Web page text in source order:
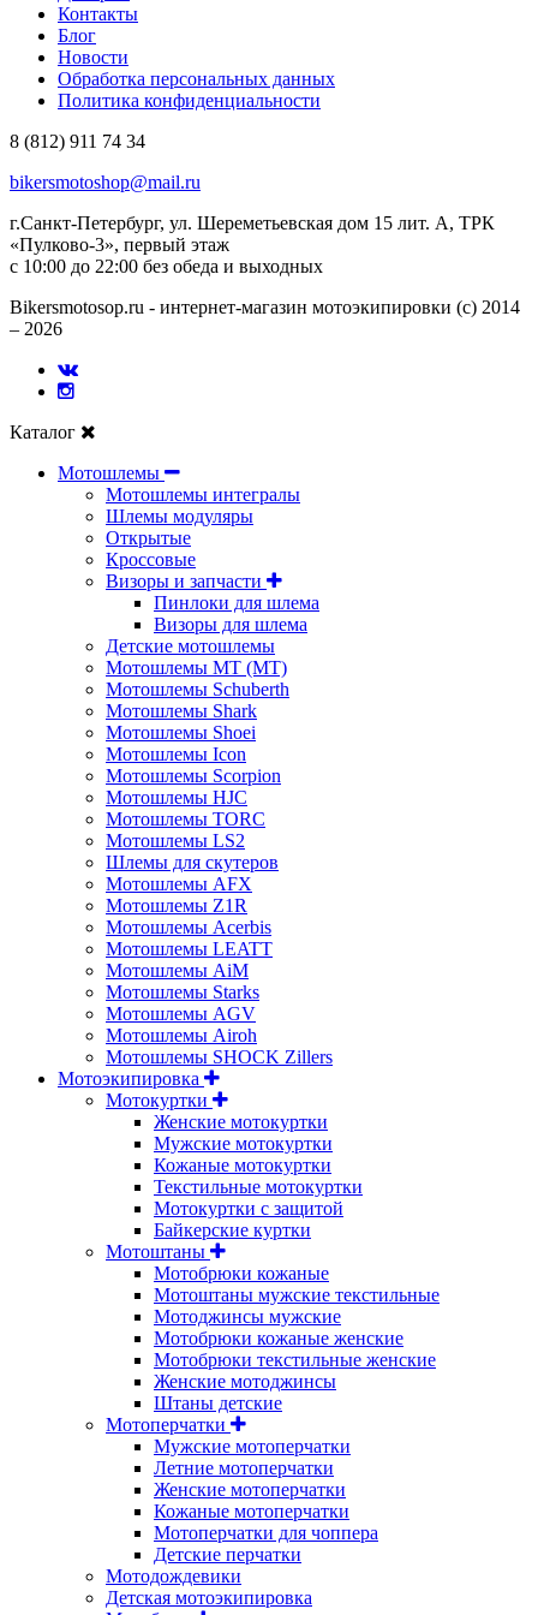
Контакты
Блог
Новости
Обработка персональных данных
Политика конфиденциальности
8 (812) 911 74 34
bikersmotoshop@mail.ru
г.Санкт-Петербург, ул. Шереметьевская дом 15 лит. А, ТРК
«Пулково-3», первый этаж
с 10:00 до 22:00 без обеда и выходных
Bikersmotosop.ru - интернет-магазин мотоэкипировки (c) 2014
– 2026
Каталог
Мотошлемы
Мотошлемы интегралы
Шлемы модуляры
Открытые
Кросcовые
Визоры и запчасти
Пинлоки для шлема
Визоры для шлема
Детские мотошлемы
Мотошлемы MT (МТ)
Мотошлемы Schuberth
Мотошлемы Shark
Мотошлемы Shoei
Мотошлемы Icon
Мотошлемы Scorpion
Мотошлемы HJC
Мотошлемы TORC
Мотошлемы LS2
Шлемы для скутеров
Мотошлемы AFX
Мотошлемы Z1R
Мотошлемы Acerbis
Мотошлемы LEATT
Мотошлемы AiM
Мотошлемы Starks
Мотошлемы AGV
Мотошлемы Airoh
Мотошлемы SHOCK Zillers
Мотоэкипировка
Мотокуртки
Женские мотокуртки
Мужские мотокуртки
Кожаные мотокуртки
Текстильные мотокуртки
Мотокуртки с защитой
Байкерские куртки
Мотоштаны
Мотобрюки кожаные
Мотоштаны мужские текстильные
Мотоджинсы мужские
Мотобрюки кожаные женские
Мотобрюки текстильные женские
Женские мотоджинсы
Штаны детские
Мотоперчатки
Мужские мотоперчатки
Летние мотоперчатки
Женские мотоперчатки
Кожаные мотоперчатки
Мотоперчатки для чоппера
Детские перчатки
Мотодождевики
Детская мотоэкипировка